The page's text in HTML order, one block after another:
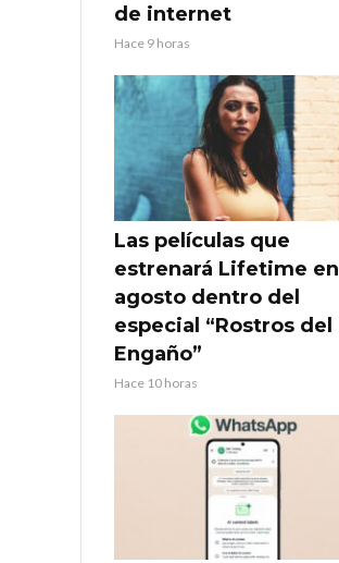
de internet
Hace 9 horas
Las películas que
estrenará Lifetime en
agosto dentro del
especial “Rostros del
Engaño”
Hace 10 horas